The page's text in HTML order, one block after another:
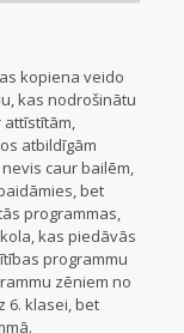
kopiena veido
kas nodrošinātu
atbildīgām
caur bailēm,
bet
programmas,
kas piedāvās
programmu
zēniem no
6. klasei, bet